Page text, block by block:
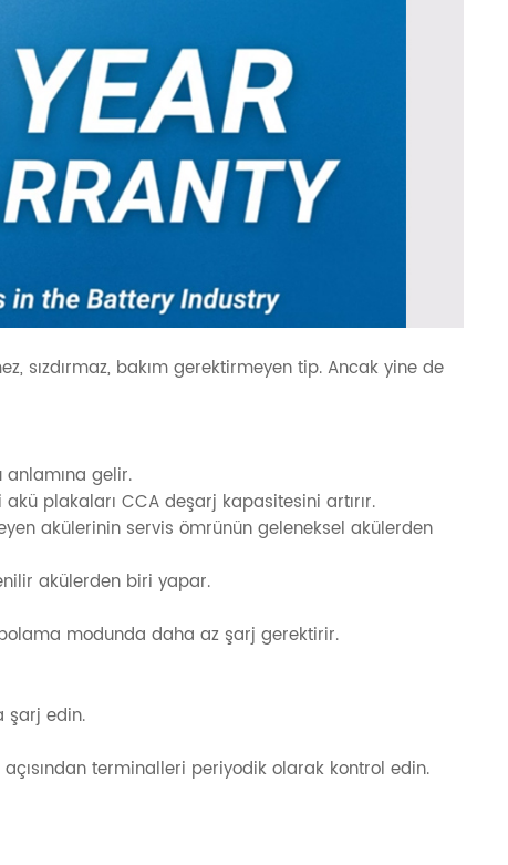
sızdırmaz, bakım gerektirmeyen tip. Ancak yine de
anlamına gelir.
plakaları CCA deşarj kapasitesini artırır.
akülerinin servis ömrünün geleneksel akülerden
akülerden biri yapar.
modunda daha az şarj gerektirir.
şarj edin.
terminalleri periyodik olarak kontrol edin.